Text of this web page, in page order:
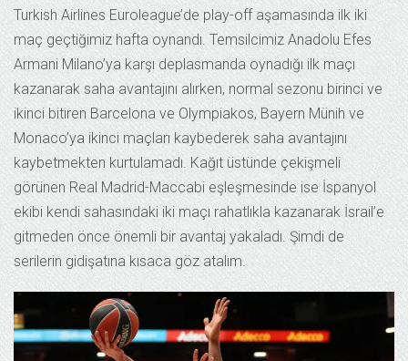
Turkish Airlines Euroleague’de play-off aşamasında ilk iki
maç geçtiğimiz hafta oynandı. Temsilcimiz Anadolu Efes
Armani Milano’ya karşı deplasmanda oynadığı ilk maçı
kazanarak saha avantajını alırken, normal sezonu birinci ve
ikinci bitiren Barcelona ve Olympiakos, Bayern Münih ve
Monaco’ya ikinci maçları kaybederek saha avantajını
kaybetmekten kurtulamadı. Kağıt üstünde çekişmeli
görünen Real Madrid-Maccabi eşleşmesinde ise İspanyol
ekibi kendi sahasındaki iki maçı rahatlıkla kazanarak İsrail’e
gitmeden önce önemli bir avantaj yakaladı. Şimdi de
serilerin gidişatına kısaca göz atalım.